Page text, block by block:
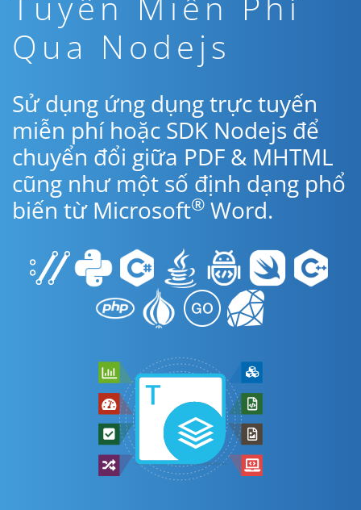
Qua Nodejs
Sử dụng ứng dụng trực tuyến
miễn phí hoặc SDK Nodejs để
chuyển đổi giữa PDF & MHTML
cũng như một số định dạng phổ
biến từ Microsoft® Word.